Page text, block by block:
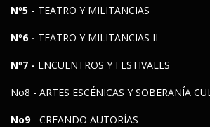
Nº5 - TEATRO Y MILITANCIAS
Nº6 - TEATRO Y MILITANCIAS II
Nº7 - ENCUENTROS Y FESTIVALES
No8 - ARTES ESCÉNICAS Y SOBERANÍA
No9- CREANDO AUTORÍAS